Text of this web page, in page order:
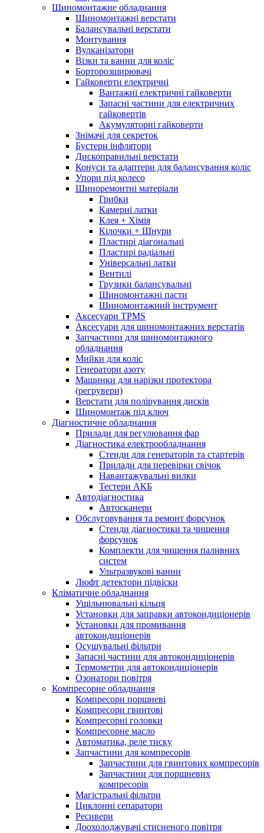
Шиномонтажне обладнання
Шиномонтажні верстати
Балансувальні верстати
Монтування
Вулканізатори
Візки та ванни для коліс
Борторозширювачі
Гайковерти електричні
Вантажні електричні гайковерти
Запасні частини для електричних
гайковертів
Акумуляторні гайковерти
Знімачі для секреток
Бустери інфлятори
Дископравильні верстати
Конуси та адаптери для балансування коліс
Упори під колесо
Шиноремонтні матеріали
Грибки
Камерні латки
Клея + Хімія
Кілочки + Шнури
Пластирі діагональні
Пластирі радіальні
Універсальні латки
Вентилі
Грузики балансувальні
Шиномонтажні пасти
Шиномонтажний інструмент
Аксесуари TPMS
Аксесуари для шиномонтажних верстатів
Запчастини для шиномонтажного
обладнання
Мийки для коліс
Генератори азоту
Машинки для нарізки протектора
(регрувери)
Верстати для полірування дисків
Шиномонтаж під ключ
Діагностичне обладнання
Прилади для регулювання фар
Діагностика електрообладнання
Стенди для генераторів та стартерів
Прилади для перевірки свічок
Навантажувальні вилки
Тестери АКБ
Автодіагностика
Автосканери
Обслуговування та ремонт форсунок
Стенди діагностики та чищення
форсунок
Комплекти для чищення паливних
систем
Ультразвукові ванни
Люфт детектори підвіски
Кліматичне обладнання
Ущільнювальні кільця
Установки для заправки автокондиціонерів
Установки для промивання
автокондиціонерів
Осушувальні фільтри
Запасні частини для автокондиціонерів
Термометри для автокондиціонерів
Озонатори повітря
Компресорне обладнання
Компресори поршневі
Компресори гвинтові
Компресорні головки
Компресорне масло
Автоматика, реле тиску
Запчастини для компресорів
Запчастини для гвинтових компресорів
Запчастини для поршневих
компресорів
Магістральні фільтри
Циклонні сепаратори
Ресивери
Доохолоджувачі стисненого повітря